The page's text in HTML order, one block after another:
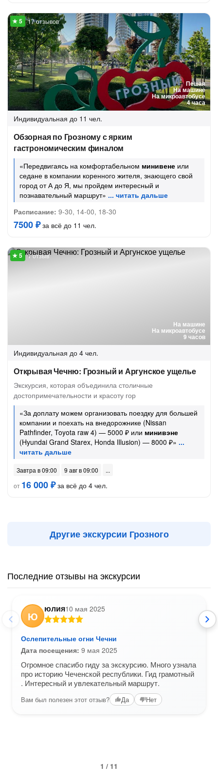
Пешая
На машине
На микроавтобусе
4 часа
17 отзывов
Индивидуальная до 11 чел.
Обзорная по Грозному с ярким
гастрономическим финалом
«Передвигаясь на комфортабельном минивене или
седане в компании коренного жителя, знающего свой
город от А до Я, мы пройдем интересный и
познавательный маршрут»
Расписание: 9-30, 14-00, 18-30
7500 ₽за всё до 11 чел.
На машине
На микроавтобусе
9 часов
1 отзыв
Индивидуальная до 4 чел.
Открывая Чечню: Грозный и Аргунское ущелье
Экскурсия, которая объединила столичные
достопримечательности и красоту гор
«За доплату можем организовать поездку для большей
компании и поехать на внедорожнике (Nissan
Pathfinder, Toyota raw 4) — 5000 ₽ или минивэне
(Hyundai Grand Starex, Honda Illusion) — 8000 ₽»
Завтра в 09:00
9 авг в 09:00
от 16 000 ₽за всё до 4 чел.
Другие экскурсии Грозного
Последние отзывы на экскурсии
Ю
юлия10 мая 2025
Ослепительные огни Чечни
Дата посещения: 9 мая 2025
Огромное спасибо гиду за экскурсию. Много узнала
про историю Чеченской республики. Гид грамотный
. Интересный и увлекательный маршрут.
Вам был полезен этот отзыв? Да Нет
1 / 11